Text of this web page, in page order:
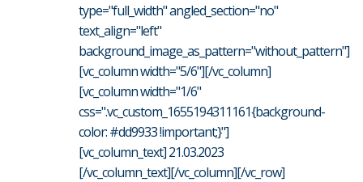
type="full_width" angled_section="no"
text_align="left"
background_image_as_pattern="without_pattern"]
[vc_column width="5/6"][/vc_column]
[vc_column width="1/6"
css=".vc_custom_1655194311161{background-
color: #dd9933 !important;}"]
[vc_column_text] 21.03.2023
[/vc_column_text][/vc_column][/vc_row]